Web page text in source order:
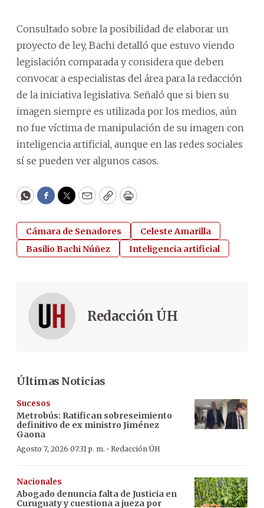
Consultado sobre la posibilidad de elaborar un
proyecto de ley, Bachi detalló que estuvo viendo
legislación comparada y considera que deben
convocar a especialistas del área para la redacción
de la iniciativa legislativa. Señaló que si bien su
imagen siempre es utilizada por los medios, aún
no fue víctima de manipulación de su imagen con
inteligencia artificial, aunque en las redes sociales
sí se pueden ver algunos casos.
WhatsApp
Facebook
Twitter
EmailCopyPrint
Cámara de Senadores
Celeste Amarilla
Basilio Bachi Núñez
Inteligencia artificial
Redacción ÚH
Últimas Noticias
Sucesos
Metrobús: Ratifican sobreseimiento
definitivo de ex ministro Jiménez
Gaona
Agosto 7, 2026 07:31 p. m. · Redacción ÚH
Nacionales
Abogado denuncia falta de Justicia en
Curuguaty y cuestiona a jueza por